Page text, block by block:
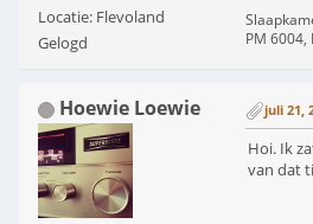
Locatie: Flevoland
Gelogd
PM
Hoewie Loewie juli 21,
Hoi. Ik
van dat